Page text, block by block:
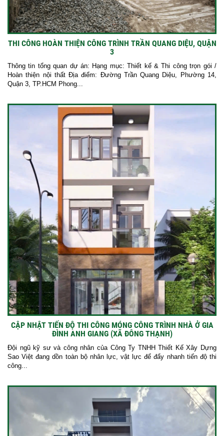
THI CÔNG HOÀN THIỆN CÔNG TRÌNH TRẦN QUANG DIỆU, QUẬN
3
Thông tin tổng quan dự án: Hạng mục: Thiết kế & Thi công trọn gói /
Hoàn thiện nội thất Địa điểm: Đường Trần Quang Diệu, Phường 14,
Quận 3, TP.HCM Phong...
CẬP NHẬT TIẾN ĐỘ THI CÔNG MÓNG CÔNG TRÌNH NHÀ Ở GIA
ĐÌNH ANH GIANG (XÃ ĐÔNG THẠNH)
Đội ngũ kỹ sư và công nhân của Công Ty TNHH Thiết Kế Xây Dựng
Sao Việt đang dồn toàn bộ nhân lực, vật lực để đẩy nhanh tiến độ thi
công...